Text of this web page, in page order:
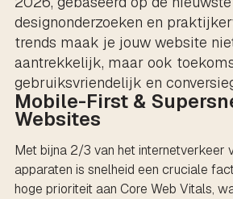
designonderzoeken en
trends maak je jouw website
aantrekkelijk, maar ook
gebruiksvriendelijk en
Mobile-First &
Websites
Met bijna 2/3 van het internetverkeer
apparaten is snelheid een cruciale
hoge prioriteit aan Core Web Vitals,